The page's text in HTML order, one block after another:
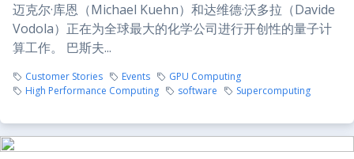
迈克尔·库恩（Michael Kuehn）和达维德·沃多拉（Davide
Vodola）正在为全球最大的化学公司进行开创性的量子计
算工作。 巴斯夫...
Customer Stories Events
GPU Computing
High Performance Computing
software Supercomputing